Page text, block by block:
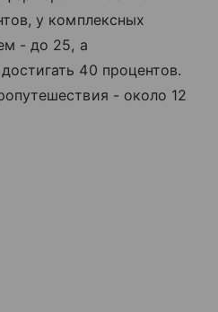
у комплексных
- до 25, а
40 процентов.
- около 12